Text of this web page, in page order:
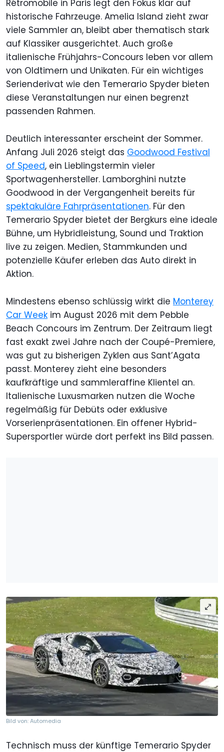
Rétromobile in Paris legt den Fokus klar auf
historische Fahrzeuge. Amelia Island zieht zwar
viele Sammler an, bleibt aber thematisch stark
auf Klassiker ausgerichtet. Auch große
italienische Frühjahrs-Concours leben vor allem
von Oldtimern und Unikaten. Für ein wichtiges
Serienderivat wie den Temerario Spyder bieten
diese Veranstaltungen nur einen begrenzt
passenden Rahmen.
Deutlich interessanter erscheint der Sommer.
Anfang Juli 2026 steigt das Goodwood Festival
of Speed, ein Lieblingstermin vieler
Sportwagenhersteller. Lamborghini nutzte
Goodwood in der Vergangenheit bereits für
spektakuläre Fahrpräsentationen. Für den
Temerario Spyder bietet der Bergkurs eine ideale
Bühne, um Hybridleistung, Sound und Traktion
live zu zeigen. Medien, Stammkunden und
potenzielle Käufer erleben das Auto direkt in
Aktion.
Mindestens ebenso schlüssig wirkt die Monterey
Car Week im August 2026 mit dem Pebble
Beach Concours im Zentrum. Der Zeitraum liegt
fast exakt zwei Jahre nach der Coupé-Premiere,
was gut zu bisherigen Zyklen aus Sant’Agata
passt. Monterey zieht eine besonders
kaufkräftige und sammleraffine Klientel an.
Italienische Luxusmarken nutzen die Woche
regelmäßig für Debüts oder exklusive
Vorserienpräsentationen. Ein offener Hybrid-
Supersportler würde dort perfekt ins Bild passen.
Bild von: Automedia
Technisch muss der künftige Temerario Spyder